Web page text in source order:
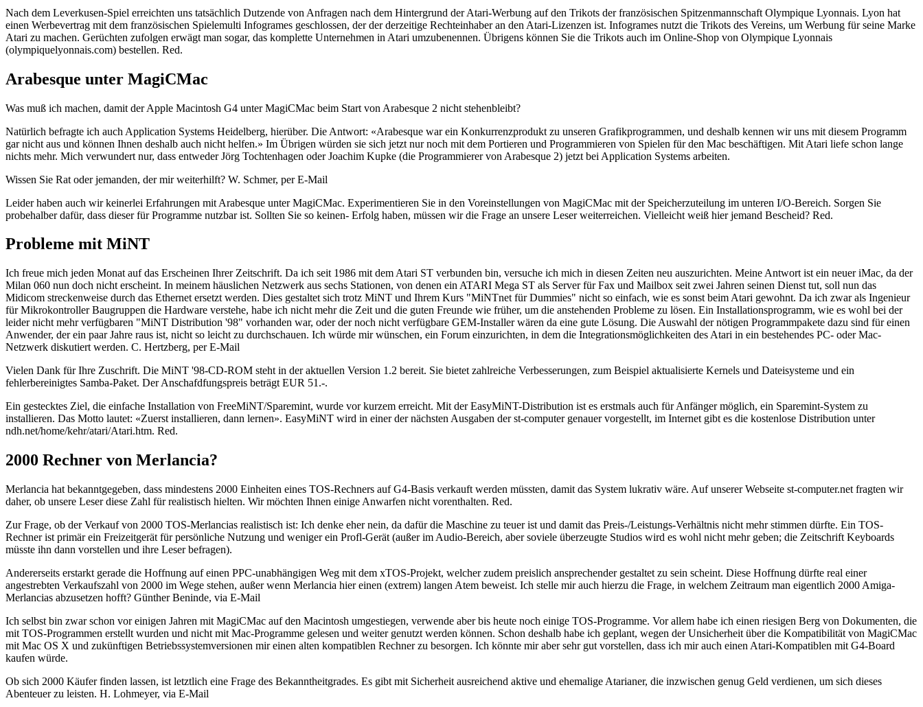
Nach dem Leverkusen-Spiel erreichten uns tatsächlich Dutzende von Anfragen nach dem Hintergrund der Atari-Werbung auf den Trikots der französischen Spitzenmannschaft Olympique Lyonnais. Lyon hat
einen Werbevertrag mit dem französischen Spielemulti Infogrames geschlossen, der der derzeitige Rechteinhaber an den Atari-Lizenzen ist. Infogrames nutzt die Trikots des Vereins, um Werbung für seine Marke
Atari zu machen. Gerüchten zufolgen erwägt man sogar, das komplette Unternehmen in Atari umzubenennen. Übrigens können Sie die Trikots auch im Online-Shop von Olympique Lyonnais
(olympiquelyonnais.com) bestellen. Red.
Arabesque unter MagiCMac
Was muß ich machen, damit der Apple Macintosh G4 unter MagiCMac beim Start von Arabesque 2 nicht stehenbleibt?
Natürlich befragte ich auch Application Systems Heidelberg, hierüber. Die Antwort: «Arabesque war ein Konkurrenzprodukt zu unseren Grafikprogrammen, und deshalb kennen wir uns mit diesem Programm
gar nicht aus und können Ihnen deshalb auch nicht helfen.» Im Übrigen würden sie sich jetzt nur noch mit dem Portieren und Programmieren von Spielen für den Mac beschäftigen. Mit Atari liefe schon lange
nichts mehr. Mich verwundert nur, dass entweder Jörg Tochtenhagen oder Joachim Kupke (die Programmierer von Arabesque 2) jetzt bei Application Systems arbeiten.
Wissen Sie Rat oder jemanden, der mir weiterhilft? W. Schmer, per E-Mail
Leider haben auch wir keinerlei Erfahrungen mit Arabesque unter MagiCMac. Experimentieren Sie in den Voreinstellungen von MagiCMac mit der Speicherzuteilung im unteren I/O-Bereich. Sorgen Sie
probehalber dafür, dass dieser für Programme nutzbar ist. Sollten Sie so keinen- Erfolg haben, müssen wir die Frage an unsere Leser weiterreichen. Vielleicht weiß hier jemand Bescheid? Red.
Probleme mit MiNT
Ich freue mich jeden Monat auf das Erscheinen Ihrer Zeitschrift. Da ich seit 1986 mit dem Atari ST verbunden bin, versuche ich mich in diesen Zeiten neu auszurichten. Meine Antwort ist ein neuer iMac, da der
Milan 060 nun doch nicht erscheint. In meinem häuslichen Netzwerk aus sechs Stationen, von denen ein ATARI Mega ST als Server für Fax und Mailbox seit zwei Jahren seinen Dienst tut, soll nun das
Midicom streckenweise durch das Ethernet ersetzt werden. Dies gestaltet sich trotz MiNT und Ihrem Kurs "MiNTnet für Dummies" nicht so einfach, wie es sonst beim Atari gewohnt. Da ich zwar als Ingenieur
für Mikrokontroller Baugruppen die Hardware verstehe, habe ich nicht mehr die Zeit und die guten Freunde wie früher, um die anstehenden Probleme zu lösen. Ein Installationsprogramm, wie es wohl bei der
leider nicht mehr verfügbaren "MiNT Distribution '98" vorhanden war, oder der noch nicht verfügbare GEM-Installer wären da eine gute Lösung. Die Auswahl der nötigen Programmpakete dazu sind für einen
Anwender, der ein paar Jahre raus ist, nicht so leicht zu durchschauen. Ich würde mir wünschen, ein Forum einzurichten, in dem die Integrationsmöglichkeiten des Atari in ein bestehendes PC- oder Mac-
Netzwerk diskutiert werden. C. Hertzberg, per E-Mail
Vielen Dank für Ihre Zuschrift. Die MiNT '98-CD-ROM steht in der aktuellen Version 1.2 bereit. Sie bietet zahlreiche Verbesserungen, zum Beispiel aktualisierte Kernels und Dateisysteme und ein
fehlerbereinigtes Samba-Paket. Der Anschafdfungspreis beträgt EUR 51.-.
Ein gestecktes Ziel, die einfache Installation von FreeMiNT/Sparemint, wurde vor kurzem erreicht. Mit der EasyMiNT-Distribution ist es erstmals auch für Anfänger möglich, ein Sparemint-System zu
installieren. Das Motto lautet: «Zuerst installieren, dann lernen». EasyMiNT wird in einer der nächsten Ausgaben der st-computer genauer vorgestellt, im Internet gibt es die kostenlose Distribution unter
ndh.net/home/kehr/atari/Atari.htm. Red.
2000 Rechner von Merlancia?
Merlancia hat bekanntgegeben, dass mindestens 2000 Einheiten eines TOS-Rechners auf G4-Basis verkauft werden müssten, damit das System lukrativ wäre. Auf unserer Webseite st-computer.net fragten wir
daher, ob unsere Leser diese Zahl für realistisch hielten. Wir möchten Ihnen einige Anwarfen nicht vorenthalten. Red.
Zur Frage, ob der Verkauf von 2000 TOS-Merlancias realistisch ist: Ich denke eher nein, da dafür die Maschine zu teuer ist und damit das Preis-/Leistungs-Verhältnis nicht mehr stimmen dürfte. Ein TOS-
Rechner ist primär ein Freizeitgerät für persönliche Nutzung und weniger ein Profl-Gerät (außer im Audio-Bereich, aber soviele überzeugte Studios wird es wohl nicht mehr geben; die Zeitschrift Keyboards
müsste ihn dann vorstellen und ihre Leser befragen).
Andererseits erstarkt gerade die Hoffnung auf einen PPC-unabhängigen Weg mit dem xTOS-Projekt, welcher zudem preislich ansprechender gestaltet zu sein scheint. Diese Hoffnung dürfte real einer
angestrebten Verkaufszahl von 2000 im Wege stehen, außer wenn Merlancia hier einen (extrem) langen Atem beweist. Ich stelle mir auch hierzu die Frage, in welchem Zeitraum man eigentlich 2000 Amiga-
Merlancias abzusetzen hofft? Günther Beninde, via E-Mail
Ich selbst bin zwar schon vor einigen Jahren mit MagiCMac auf den Macintosh umgestiegen, verwende aber bis heute noch einige TOS-Programme. Vor allem habe ich einen riesigen Berg von Dokumenten, die
mit TOS-Programmen erstellt wurden und nicht mit Mac-Programme gelesen und weiter genutzt werden können. Schon deshalb habe ich geplant, wegen der Unsicherheit über die Kompatibilität von MagiCMac
mit Mac OS X und zukünftigen Betriebssystemversionen mir einen alten kompatiblen Rechner zu besorgen. Ich könnte mir aber sehr gut vorstellen, dass ich mir auch einen Atari-Kompatiblen mit G4-Board
kaufen würde.
Ob sich 2000 Käufer finden lassen, ist letztlich eine Frage des Bekanntheitgrades. Es gibt mit Sicherheit ausreichend aktive und ehemalige Atarianer, die inzwischen genug Geld verdienen, um sich dieses
Abenteuer zu leisten. H. Lohmeyer, via E-Mail